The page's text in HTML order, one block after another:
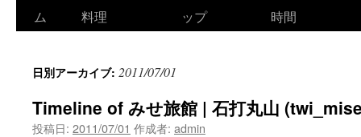
ム
料理
ップ
時間
日別アーカイブ: 2011/07/01
Timeline of みせ旅館 | 石打丸山
投稿日: 2011/07/01 作成者: admin